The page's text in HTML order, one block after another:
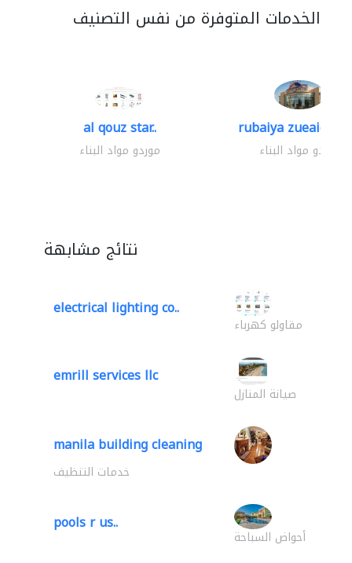
الخدمات المتوفرة من نفس التصنيف
al qouz star..
موردو مواد البناء
rubaiya zueaid
موردو مواد البناء
نتائج مشابهة
electrical lighting co..
مقاولو كهرباء
emrill services llc
صيانة المنازل
manila building cleaning
خدمات التنظيف
pools r us..
أحواض السباحة